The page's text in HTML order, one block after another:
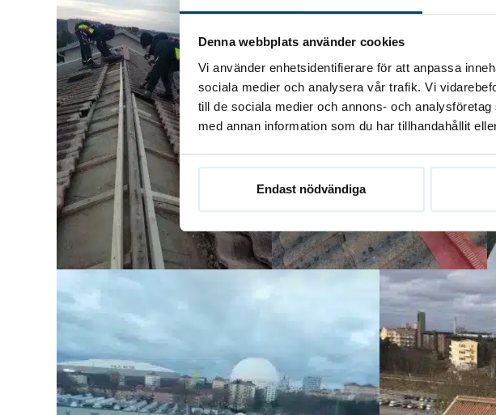
Denna webbplats använder cookies
Vi använder enhetsidentifierare för att anpassa
sociala medier och analysera vår trafik. Vi
till de sociala medier och annons- och
med annan information som du har tillhandahållit
Endast nödvändiga